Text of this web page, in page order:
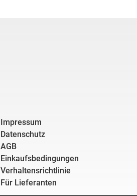
Impressum
Datenschutz
AGB
Einkaufsbedingungen
Verhaltensrichtlinie
Für Lieferanten